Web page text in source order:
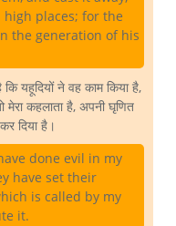
places; for the
the generation of his
यहूदियों ने वह काम किया है,
मेरा कहलाता है, अपनी घृणित
दिया है।
done evil in my
have set their
is called by my
it.